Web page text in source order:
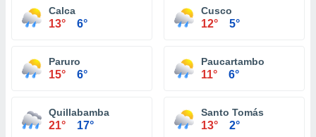
Calca
13° 6°
Cusco
12° 5°
Paruro
15° 6°
Paucartambo
11° 6°
Quillabamba
21° 17°
Santo Tomás
13° 2°